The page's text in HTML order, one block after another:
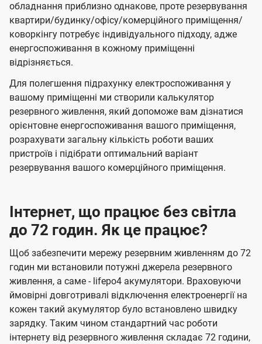
обладнання приблизно однакове, проте резервування
квартири/будинку/офісу/комерційного приміщення/
коворкінгу потребує індивідуального підходу, адже
енергоспоживання в кожному приміщенні
відрізняється.
Для полегшення підрахунку електроспоживання у
вашому приміщенні ми створили калькулятор
резервного живлення, який допоможе вам дізнатися
орієнтовне енергоспоживання вашого приміщення,
розрахувати загальну кількість роботи ваших
пристроїв і підібрати оптимальний варіант
резервування вашого комерційного приміщення.
Інтернет, що працює без світла
до 72 годин. Як це працює?
Щоб забезпечити мережу резервним живленням до 72
годин ми встановили потужні джерела резервного
живлення, а саме - lifepo4 акумулятори. Враховуючи
ймовірні довготривалі відключення електроенергії на
кожен такий акумулятор було встановлено швидку
зарядку. Таким чином стандартний час роботи
інтернету від резервного живлення складає 72 години,